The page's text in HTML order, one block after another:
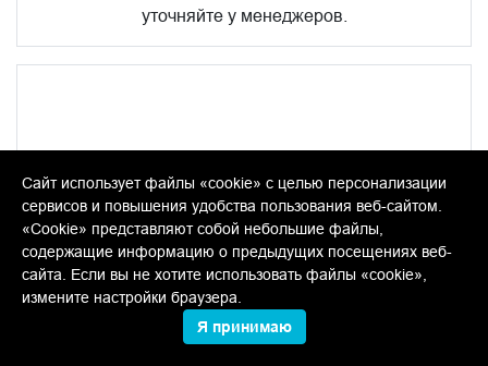
уточняйте у менеджеров.
Сайт использует файлы «cookie» с целью персонализации
сервисов и повышения удобства пользования веб-сайтом.
«Cookie» представляют собой небольшие файлы,
содержащие информацию о предыдущих посещениях веб-
сайта. Если вы не хотите использовать файлы «cookie»,
измените настройки браузера.
Я принимаю